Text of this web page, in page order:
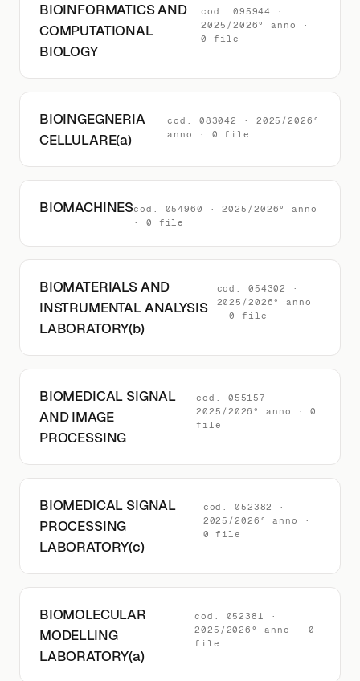
BIOINFORMATICS AND
COMPUTATIONAL
BIOLOGY
cod. 095944 ·
2025/2026° anno ·
0 file
BIOINGEGNERIA
CELLULARE(a)
cod. 083042 · 2025/2026°
anno · 0 file
BIOMACHINEScod. 054960 · 2025/2026° anno
· 0 file
BIOMATERIALS AND
INSTRUMENTAL ANALYSIS
LABORATORY(b)
cod. 054302 ·
2025/2026° anno
· 0 file
BIOMEDICAL SIGNAL
AND IMAGE
PROCESSING
cod. 055157 ·
2025/2026° anno · 0
file
BIOMEDICAL SIGNAL
PROCESSING
LABORATORY(c)
cod. 052382 ·
2025/2026° anno ·
0 file
BIOMOLECULAR
MODELLING
LABORATORY(a)
cod. 052381 ·
2025/2026° anno · 0
file